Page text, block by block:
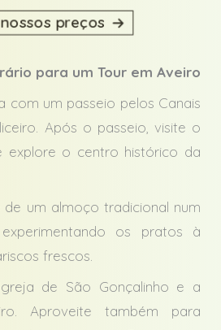
preços
para um Tour em Aveiro
com um passeio pelos Canais
Após o passeio, visite o
explore o centro histórico da
de um almoço tradicional num
os pratos à
frescos.
de São Gonçalinho e a
Aproveite também para